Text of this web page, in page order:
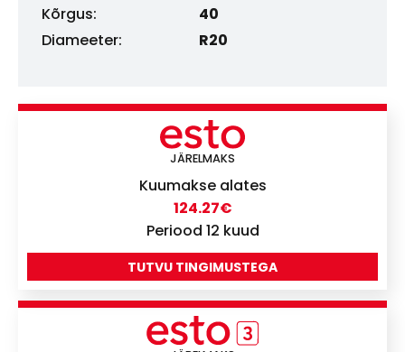
Kõrgus:
40
Diameeter:
R20
JÄRELMAKS
Kuumakse alates
124.27€
Periood 12 kuud
TUTVU TINGIMUSTEGA